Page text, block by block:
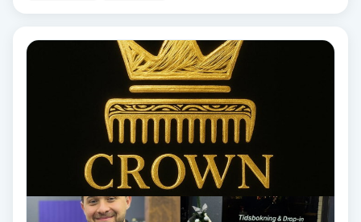
Face framing
Faceliftmassage
Fettreducering